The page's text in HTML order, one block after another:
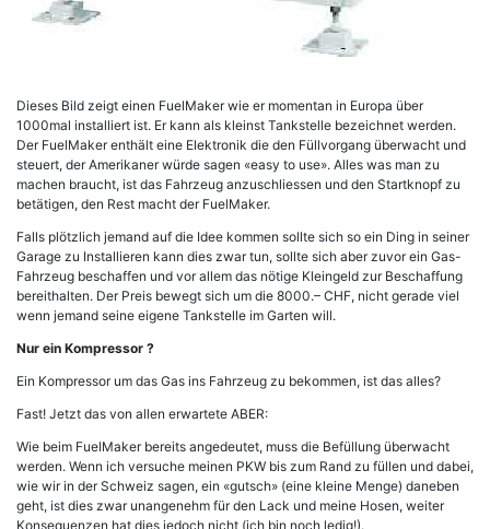
Dieses Bild zeigt einen FuelMaker wie er momentan in Europa über
1000mal installiert ist. Er kann als kleinst Tankstelle bezeichnet werden.
Der FuelMaker enthält eine Elektronik die den Füllvorgang überwacht und
steuert, der Amerikaner würde sagen «easy to use». Alles was man zu
machen braucht, ist das Fahrzeug anzuschliessen und den Startknopf zu
betätigen, den Rest macht der FuelMaker.
Falls plötzlich jemand auf die Idee kommen sollte sich so ein Ding in seiner
Garage zu Installieren kann dies zwar tun, sollte sich aber zuvor ein Gas-
Fahrzeug beschaffen und vor allem das nötige Kleingeld zur Beschaffung
bereithalten. Der Preis bewegt sich um die 8000.– CHF, nicht gerade viel
wenn jemand seine eigene Tankstelle im Garten will.
Nur ein Kompressor ?
Ein Kompressor um das Gas ins Fahrzeug zu bekommen, ist das alles?
Fast! Jetzt das von allen erwartete ABER:
Wie beim FuelMaker bereits angedeutet, muss die Befüllung überwacht
werden. Wenn ich versuche meinen PKW bis zum Rand zu füllen und dabei,
wie wir in der Schweiz sagen, ein «gutsch» (eine kleine Menge) daneben
geht, ist dies zwar unangenehm für den Lack und meine Hosen, weiter
Konsequenzen hat dies jedoch nicht (ich bin noch ledig!).